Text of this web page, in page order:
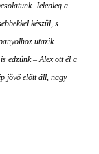
Jelenleg a
készül, s
utazik
edzünk – Alex ott él a
jövő előtt áll, nagy